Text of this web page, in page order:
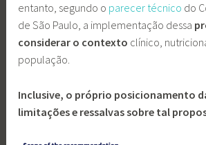
entanto, segundo o parecer técnico do
de São Paulo, a implementação dessa
considerar o contexto clínico,
população.
Inclusive, o próprio posicionamento
limitações e ressalvas sobre tal